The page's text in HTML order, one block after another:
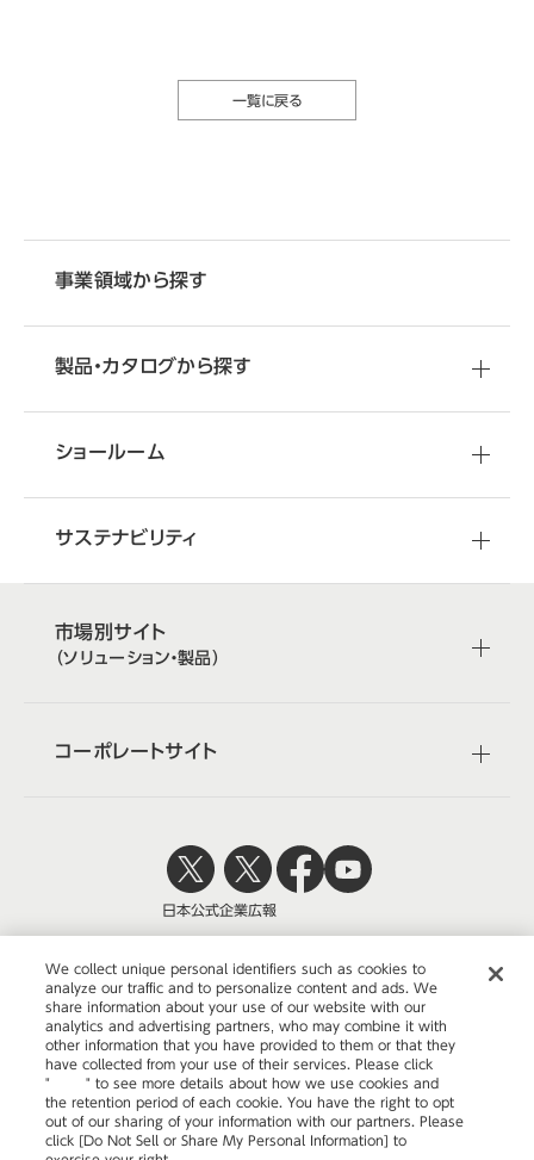
一覧に戻る
事業領域から探す
製品・カタログから探す
ショールーム
サステナビリティ
市場別サイト
（ソリューション・製品）
コーポレートサイト
株式会社オカムラ
ウェブサイトのご利用について
日本公式企業広報
We collect unique personal identifiers such as cookies to
analyze our traffic and to personalize content and ads. We
share information about your use of our website with our
analytics and advertising partners, who may combine it with
other information that you have provided to them or that they
have collected from your use of their services. Please click
"
here" to see more details about how we use cookies and
the retention period of each cookie. You have the right to opt
out of our sharing of your information with our partners. Please
click [Do Not Sell or Share My Personal Information] to